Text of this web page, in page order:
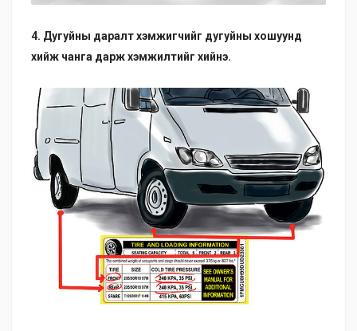
4. Дугуйны даралт хэмжигчийг дугуйны хошуунд
хийж чанга дарж хэмжилтийг хийнэ.